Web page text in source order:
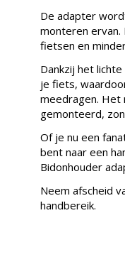
De adapter
monteren
fietsen en
Dankzij het
je fiets,
meedragen.
gemonteerd,
Of je nu een
bent naar een
Bidonhouder
Neem afscheid
handbereik.